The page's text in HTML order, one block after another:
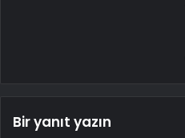
Bir yanıt yazın